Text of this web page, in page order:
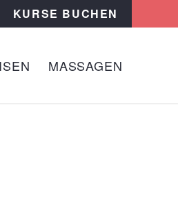
KURSE BUCHEN
MASSAGEN